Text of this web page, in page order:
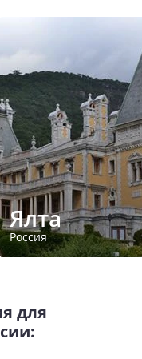
Ялта
Россия
для